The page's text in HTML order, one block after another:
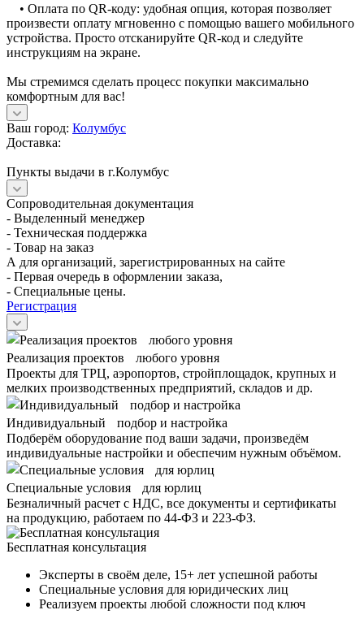
• Оплата по QR-коду: удобная опция, которая позволяет
произвести оплату мгновенно с помощью вашего мобильного
устройства. Просто отсканируйте QR-код и следуйте
инструкциям на экране.
Мы стремимся сделать процесс покупки максимально
комфортным для вас!
Ваш город: Колумбус
Доставка:
Пункты выдачи в г.Колумбус
Сопроводительная документация
- Выделенный менеджер
- Техническая поддержка
- Товар на заказ
А для организаций, зарегистрированных на сайте
- Первая очередь в оформлении заказа,
- Специальные цены.
Регистрация
Реализация проектов любого уровня
Проекты для ТРЦ, аэропортов, стройплощадок, крупных и
мелких производственных предприятий, складов и др.
Индивидуальный подбор и настройка
Подберём оборудование под ваши задачи, произведём
индивидуальные настройки и обеспечим нужным объёмом.
Специальные условия для юрлиц
Безналичный расчет с НДС, все документы и сертификаты
на продукцию, работаем по 44-ФЗ и 223-ФЗ.
Бесплатная консультация
Эксперты в своём деле, 15+ лет успешной работы
Специальные условия для юридических лиц
Реализуем проекты любой сложности под ключ